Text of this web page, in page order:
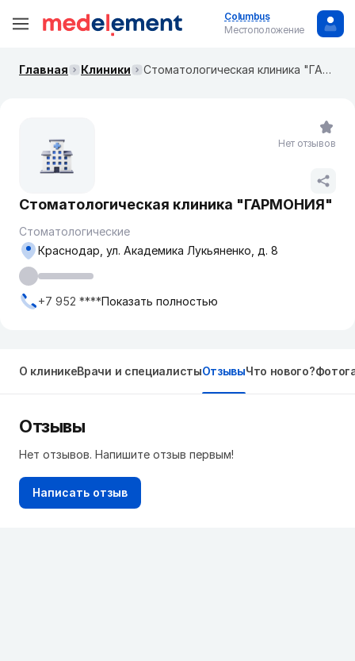
Columbus
Местоположение
Главная Клиники Стоматологическая клиника "ГАРМОНИЯ"
Стоматологическая клиника "ГАРМОНИЯ"
Стоматологические
Краснодар, ул. ​Академика Лукьяненко, д. 8​
+7 952 ****Показать полностью
Нет отзывов
О клиникеВрачи и специалистыОтзывыЧто нового?
Отзывы
Нет отзывов. Напишите отзыв первым!
Написать отзыв